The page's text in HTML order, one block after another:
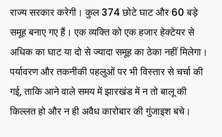
राज्य सरकार करेगी। कुल 374 छोटे घाट और 60 बड़े
समूह बनाए गए हैं। एक व्यक्ति को एक हजार हेक्टेयर से
अधिक का घाट या दो से ज्यादा समूह का ठेका नहीं मिलेगा।
पर्यावरण और तकनीकी पहलुओं पर भी विस्तार से चर्चा की
गई, ताकि आने वाले समय में झारखंड में न तो बालू की
किल्लत हो और न ही अवैध कारोबार की गुंजाइश बचे।